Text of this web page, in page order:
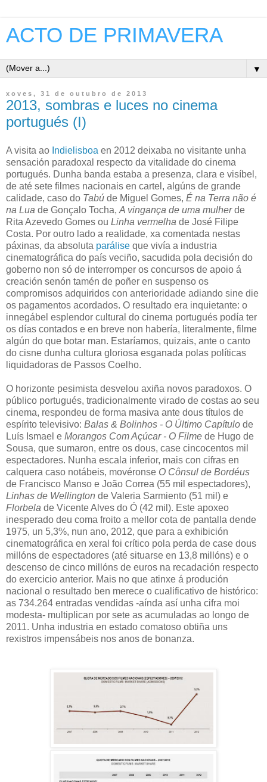
ACTO DE PRIMAVERA
▼
xoves, 31 de outubro de 2013
2013, sombras e luces no cinema
portugués (I)
A visita ao Indielisboa en 2012 deixaba no visitante unha
sensación paradoxal respecto da vitalidade do cinema
portugués. Dunha banda estaba a presenza, clara e visíbel,
de até sete filmes nacionais en cartel, algúns de grande
calidade, caso do Tabú de Miguel Gomes, É na Terra não é
na Lua de Gonçalo Tocha, A vingança de uma mulherde
Rita Azevedo Gomes ou Linha vermelha de José Filipe
Costa. Por outro lado a realidade, xa comentada nestas
páxinas, da absoluta parálise que vivía a industria
cinematográfica do país veciño, sacudida pola decisión do
goberno non só de interromper os concursos de apoio á
creación senón tamén de poñer en suspenso os
compromisos adquiridos con anterioridade adiando sine die
os pagamentos acordados. O resultado era inquietante: o
innegábel esplendor cultural do cinema portugués podía ter
os días contados e en breve non habería, literalmente, filme
algún do que botar man. Estaríamos, quizais, ante o canto
do cisne dunha cultura gloriosa esganada polas políticas
liquidadoras de Passos Coelho.
O horizonte pesimista desvelou axiña novos paradoxos. O
público portugués, tradicionalmente virado de costas ao seu
cinema, respondeu de forma masiva ante dous títulos de
espírito televisivo: Balas & Bolinhos - O Último Capítulo de
Luís Ismael e Morangos Com Açúcar - O Filme de Hugo de
Sousa, que sumaron, entre os dous, case cincocentos mil
espectadores. Nunha escala inferior, mais con cifras en
calquera caso notábeis, movéronse O Cônsul de Bordéus
de Francisco Manso e João Correa (55 mil espectadores),
Linhas de Wellington de Valeria Sarmiento (51 mil) e
Florbela de Vicente Alves do Ó (42 mil). Este apoxeo
inesperado deu coma froito a mellor cota de pantalla dende
1975, un 5,3%, nun ano, 2012, que para a exhibición
cinematográfica en xeral foi crítico pola perda de case dous
millóns de espectadores (até situarse en 13,8 millóns) e o
descenso de cinco millóns de euros na recadación respecto
do exercicio anterior. Mais no que atinxe á produción
nacional o resultado ben merece o cualificativo de histórico:
as 734.264 entradas vendidas -aínda así unha cifra moi
modesta- multiplican por sete as acumuladas ao longo de
2011. Unha industria en estado comatoso obtiña uns
rexistros impensábeis nos anos de bonanza.